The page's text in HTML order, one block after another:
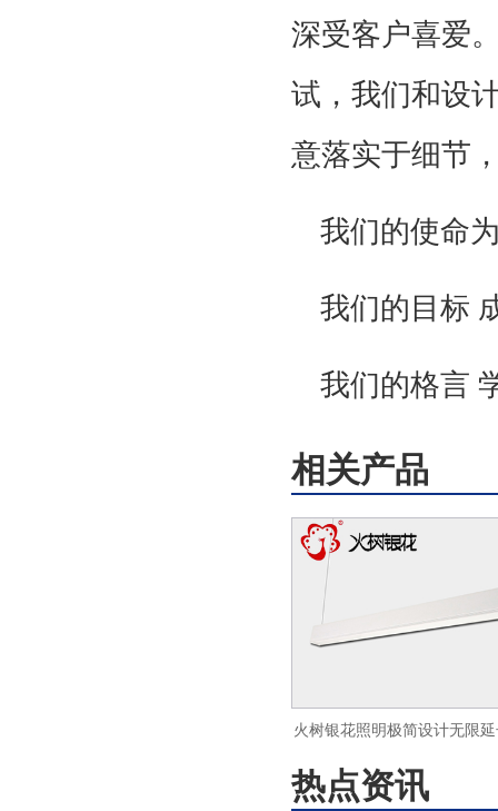
深受客户喜爱
试，我们和设
意落实于细节
我们的使命
我们的目标
我们的格言
相关产品
火树银花照明极简设计无限
金聚光led办公吊线灯
热点资讯